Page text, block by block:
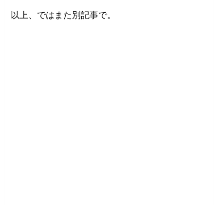
以上、ではまた別記事で。